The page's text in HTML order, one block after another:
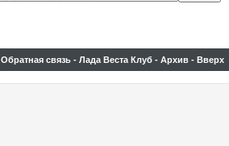
Обратная связь - Лада Веста Клуб - Архив - Вверх